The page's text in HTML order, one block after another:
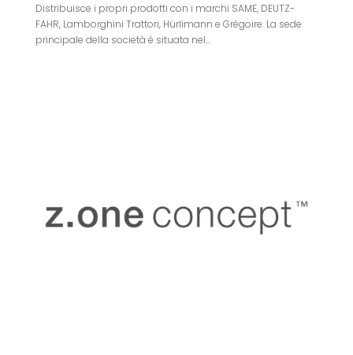
Distribuisce i propri prodotti con i marchi SAME, DEUTZ-
FAHR, Lamborghini Trattori, Hürlimann e Grégoire. La sede
principale della società è situata nel...